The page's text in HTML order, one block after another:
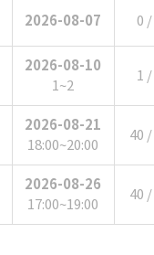
2026-08-07 0 /
2026-08-10
1~2
1 /
2026-08-21
18:00~20:00
40
2026-08-26
17:00~19:00
40